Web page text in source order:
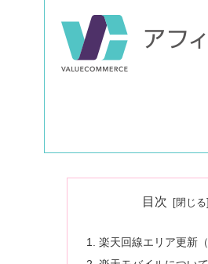
目次
楽天回線エリア更新